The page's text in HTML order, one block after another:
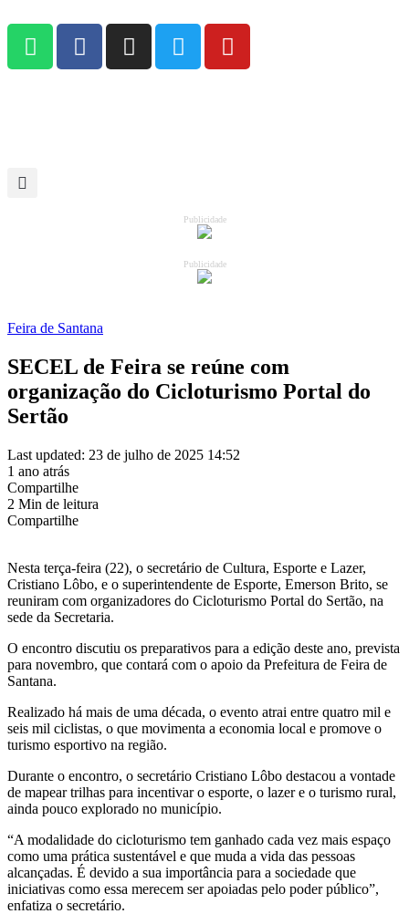
Publicidade
Publicidade
Feira de Santana
SECEL de Feira se reúne com
organização do Cicloturismo Portal do
Sertão
Last updated: 23 de julho de 2025 14:52
1 ano atrás
Compartilhe
2 Min de leitura
Compartilhe
Nesta terça-feira (22), o secretário de Cultura, Esporte e Lazer,
Cristiano Lôbo, e o superintendente de Esporte, Emerson Brito, se
reuniram com organizadores do Cicloturismo Portal do Sertão, na
sede da Secretaria.
O encontro discutiu os preparativos para a edição deste ano, prevista
para novembro, que contará com o apoio da Prefeitura de Feira de
Santana.
Realizado há mais de uma década, o evento atrai entre quatro mil e
seis mil ciclistas, o que movimenta a economia local e promove o
turismo esportivo na região.
Durante o encontro, o secretário Cristiano Lôbo destacou a vontade
de mapear trilhas para incentivar o esporte, o lazer e o turismo rural,
ainda pouco explorado no município.
“A modalidade do cicloturismo tem ganhado cada vez mais espaço
como uma prática sustentável e que muda a vida das pessoas
alcançadas. É devido a sua importância para a sociedade que
iniciativas como essa merecem ser apoiadas pelo poder público”,
enfatiza o secretário.